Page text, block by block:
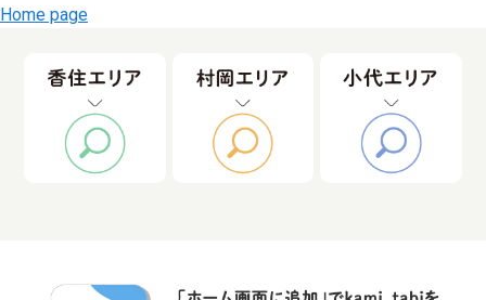
Home page